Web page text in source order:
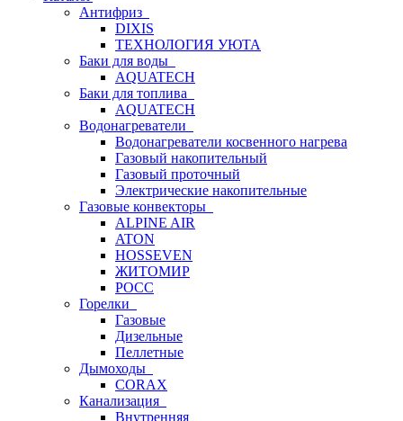
Антифриз
DIXIS
ТЕХНОЛОГИЯ УЮТА
Баки для воды
AQUATECH
Баки для топлива
AQUATECH
Водонагреватели
Водонагреватели косвенного нагрева
Газовый накопительный
Газовый проточный
Электрические накопительные
Газовые конвекторы
ALPINE AIR
ATON
HOSSEVEN
ЖИТОМИР
РОСС
Горелки
Газовые
Дизельные
Пеллетные
Дымоходы
CORAX
Канализация
Внутренняя